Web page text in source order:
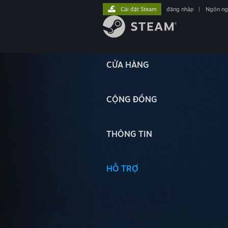
CỬA HÀNG
CỘNG ĐỒNG
THÔNG TIN
HỖ TRỢ
Cài đặt Steam đăng nhập Ngôn